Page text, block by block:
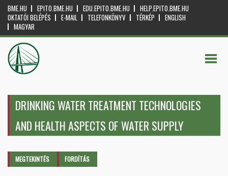
BME.HU EPITO.BME.HU EDU.EPITO.BME.HU
HELP.EPITO.BME.HU
OKTATÓI BELÉPÉS
E-MAIL TELEFONKÖNYV TÉRKÉP
ENGLISH
MAGYAR
DRINKING WATER TREATMENT TECHNOLOGIES
AND HEALTH ASPECTS OF WATER SUPPLY
Elsődleges fülek
MEGTEKINTÉS (AKTÍVFORDÍTÁS